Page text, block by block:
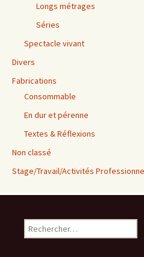
Longs métrages
Séries
Spectacle vivant
Divers
Fabrications
Consommable
En dur et pérenne
Textes & Réflexions
Non classé
Stage/Travail/Activités
Rechercher :